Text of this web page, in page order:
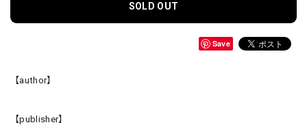
SOLD OUT
Save
【author】
【publisher】